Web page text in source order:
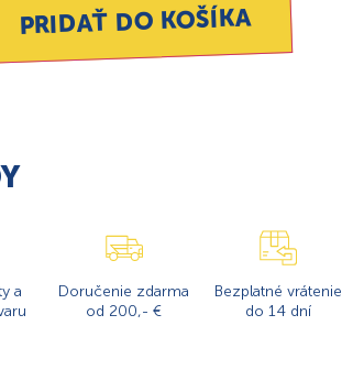
PRIDAŤ DO KOŠÍKA
a
Doručenie zdarma
od 200,- €
Bezplatné vrátenie
do 14 dní